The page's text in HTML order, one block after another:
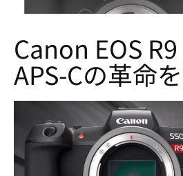
Canon EOS
APS-Cの革命